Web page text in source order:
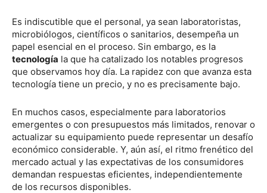
Es indiscutible que el personal, ya sean laboratoristas,
microbiólogos, científicos o sanitarios, desempeña un
papel esencial en el proceso. Sin embargo, es la
tecnología la que ha catalizado los notables progresos
que observamos hoy día. La rapidez con que avanza esta
tecnología tiene un precio, y no es precisamente bajo.
En muchos casos, especialmente para laboratorios
emergentes o con presupuestos más limitados, renovar o
actualizar su equipamiento puede representar un desafío
económico considerable. Y, aún así, el ritmo frenético del
mercado actual y las expectativas de los consumidores
demandan respuestas eficientes, independientemente
de los recursos disponibles.